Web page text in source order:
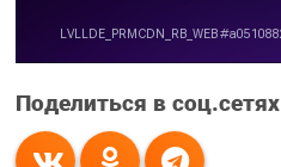
Поделиться в соц.сетях